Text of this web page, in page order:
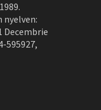
nyelven:
Decembrie
595927,